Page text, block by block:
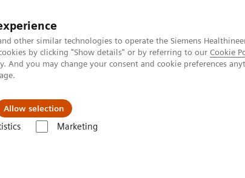
other similar technologies to operate the Siemens
by clicking "Show details" or by referring to our Cookie
you may change your consent and cookie preferences
Allow selection
Marketing
Insights